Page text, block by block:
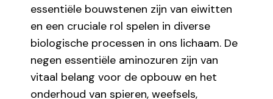
essentiële bouwstenen zijn van eiwitten
en een cruciale rol spelen in diverse
biologische processen in ons lichaam. De
negen essentiële aminozuren zijn van
vitaal belang voor de opbouw en het
onderhoud van spieren, weefsels,